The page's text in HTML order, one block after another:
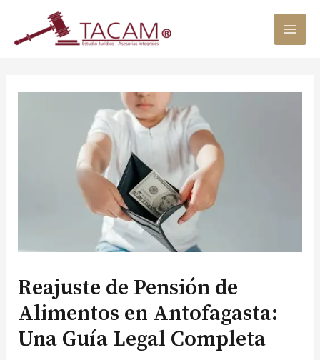
content
Reajuste de Pensión de
Alimentos en Antofagasta:
Una Guía Legal Completa
navigation